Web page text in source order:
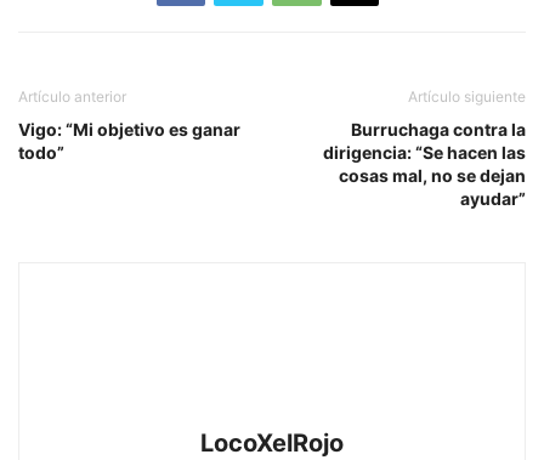
Artículo anterior
Vigo: “Mi objetivo es ganar
todo”
Artículo siguiente
Burruchaga contra la
dirigencia: “Se hacen las
cosas mal, no se dejan
ayudar”
LocoXelRojo